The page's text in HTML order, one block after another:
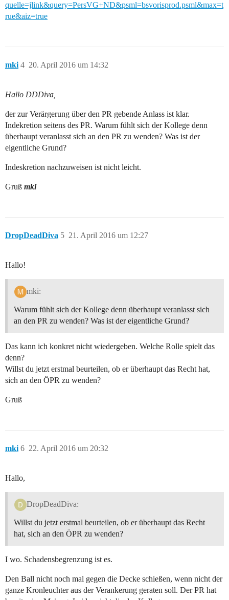
quelle=jlink&query=PersVG+ND&psml=bsvorisprod.psml&max=t
rue&aiz=true
mki 20. April 2016 um 14:32
4
Hallo DDDiva,
der zur Verärgerung über den PR gebende Anlass ist klar.
Indekretion seitens des PR. Warum fühlt sich der Kollege denn
überhaupt veranlasst sich an den PR zu wenden? Was ist der
eigentliche Grund?
Indeskretion nachzuweisen ist nicht leicht.
Gruß mki
DropDeadDiva 21. April 2016 um 12:27
5
Hallo!
mki:
Warum fühlt sich der Kollege denn überhaupt veranlasst sich
an den PR zu wenden? Was ist der eigentliche Grund?
Das kann ich konkret nicht wiedergeben. Welche Rolle spielt das
denn?
Willst du jetzt erstmal beurteilen, ob er überhaupt das Recht hat,
sich an den ÖPR zu wenden?
Gruß
mki 22. April 2016 um 20:32
6
Hallo,
DropDeadDiva:
Willst du jetzt erstmal beurteilen, ob er überhaupt das Recht
hat, sich an den ÖPR zu wenden?
I wo. Schadensbegrenzung ist es.
Den Ball nicht noch mal gegen die Decke schießen, wenn nicht der
ganze Kronleuchter aus der Verankerung geraten soll. Der PR hat